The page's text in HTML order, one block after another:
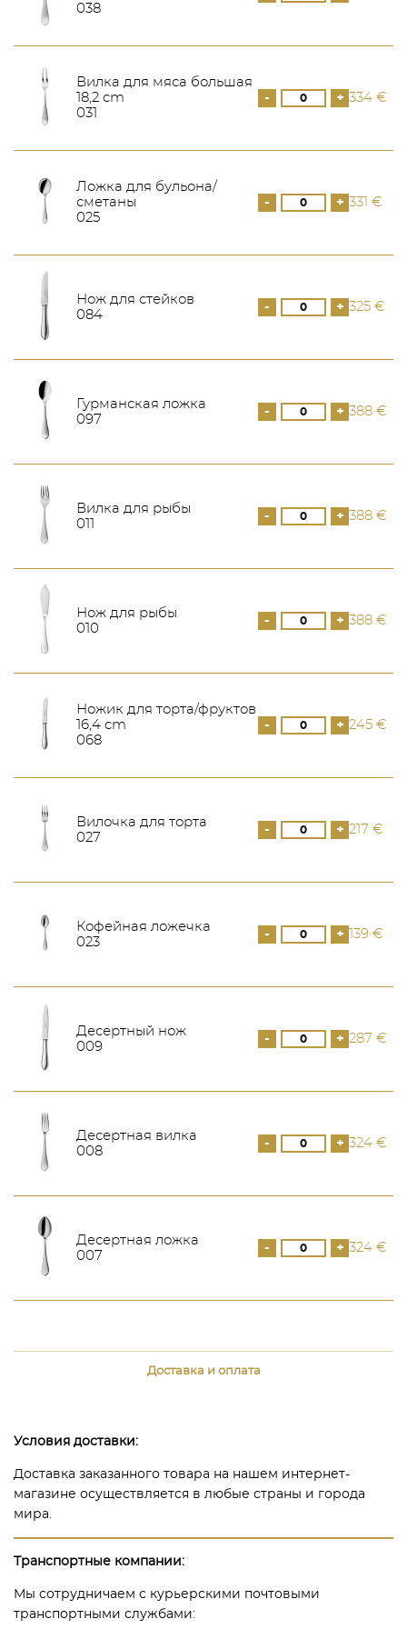
038
Вилка для мяса большая
18,2 cm
031
- + 334 €
Ложка для бульона/
сметаны
025
- + 331 €
Нож для стейков
084
- + 325 €
Гурманская ложка
097
- + 388 €
Вилка для рыбы
011
- + 388 €
Нож для рыбы
010
- + 388 €
Ножик для торта/фруктов
16,4 cm
068
- + 245 €
Вилочка для торта
027
- + 217 €
Кофейная ложечка
023
- + 139 €
Десертный нож
009
- + 287 €
Десертная вилка
008
- + 324 €
Десертная ложка
007
- + 324 €
Доставка и оплата
Условия доставки:
Доставка заказанного товара на нашем интернет-
магазине осуществляется в любые страны и города
мира.
Транспортные компании:
Мы сотрудничаем с курьерскими почтовыми
транспортными службами: